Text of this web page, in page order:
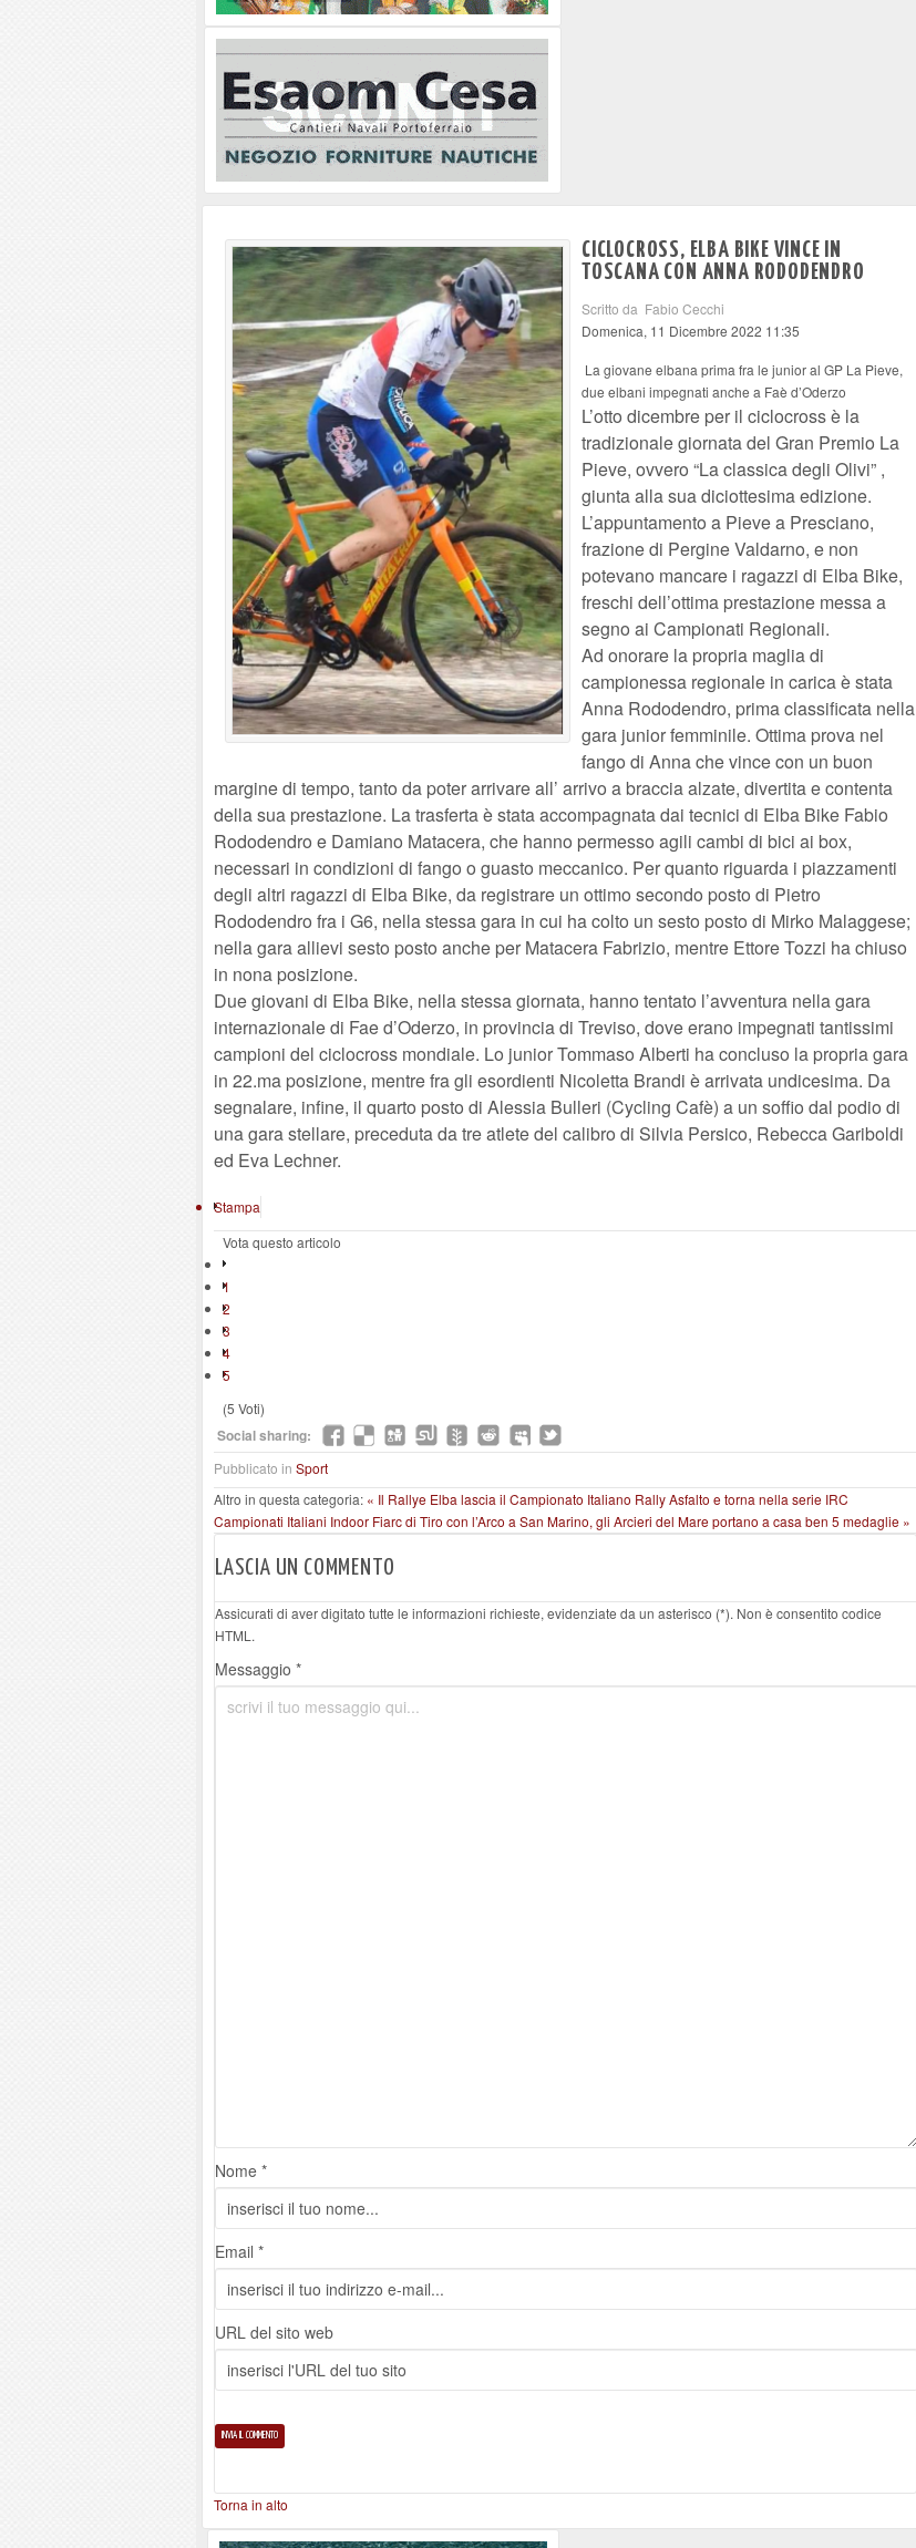
CICLOCROSS, ELBA BIKE VINCE IN
TOSCANA CON ANNA RODODENDRO
Scritto da Fabio Cecchi
Domenica, 11 Dicembre 2022 11:35
La giovane elbana prima fra le junior al GP La Pieve,
due elbani impegnati anche a Faè d’Oderzo
L’otto dicembre per il ciclocross è la
tradizionale giornata del Gran Premio La
Pieve, ovvero “La classica degli Olivi” ,
giunta alla sua diciottesima edizione.
L’appuntamento a Pieve a Presciano,
frazione di Pergine Valdarno, e non
potevano mancare i ragazzi di Elba Bike,
freschi dell’ottima prestazione messa a
segno ai Campionati Regionali.
Ad onorare la propria maglia di
campionessa regionale in carica è stata
Anna Rododendro, prima classificata nella
gara junior femminile. Ottima prova nel
fango di Anna che vince con un buon
margine di tempo, tanto da poter arrivare all’ arrivo a braccia alzate, divertita e contenta
della sua prestazione. La trasferta è stata accompagnata dai tecnici di Elba Bike Fabio
Rododendro e Damiano Matacera, che hanno permesso agili cambi di bici ai box,
necessari in condizioni di fango o guasto meccanico. Per quanto riguarda i piazzamenti
degli altri ragazzi di Elba Bike, da registrare un ottimo secondo posto di Pietro
Rododendro fra i G6, nella stessa gara in cui ha colto un sesto posto di Mirko Malaggese;
nella gara allievi sesto posto anche per Matacera Fabrizio, mentre Ettore Tozzi ha chiuso
in nona posizione.
Due giovani di Elba Bike, nella stessa giornata, hanno tentato l’avventura nella gara
internazionale di Fae d’Oderzo, in provincia di Treviso, dove erano impegnati tantissimi
campioni del ciclocross mondiale. Lo junior Tommaso Alberti ha concluso la propria gara
in 22.ma posizione, mentre fra gli esordienti Nicoletta Brandi è arrivata undicesima. Da
segnalare, infine, il quarto posto di Alessia Bulleri (Cycling Cafè) a un soffio dal podio di
una gara stellare, preceduta da tre atlete del calibro di Silvia Persico, Rebecca Gariboldi
ed Eva Lechner.
Stampa
Vota questo articolo
1
2
3
4
5
(5 Voti)
Social sharing:
Pubblicato in Sport
Altro in questa categoria: « Il Rallye Elba lascia il Campionato Italiano Rally Asfalto e torna nella serie IRC
Campionati Italiani Indoor Fiarc di Tiro con l’Arco a San Marino, gli Arcieri del Mare portano a casa ben 5 medaglie »
LASCIA UN COMMENTO
Assicurati di aver digitato tutte le informazioni richieste, evidenziate da un asterisco (*). Non è consentito codice
HTML.
Messaggio *
Nome *
Email *
URL del sito web
Torna in alto